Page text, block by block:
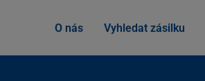
O nás Vyhledat zásilku